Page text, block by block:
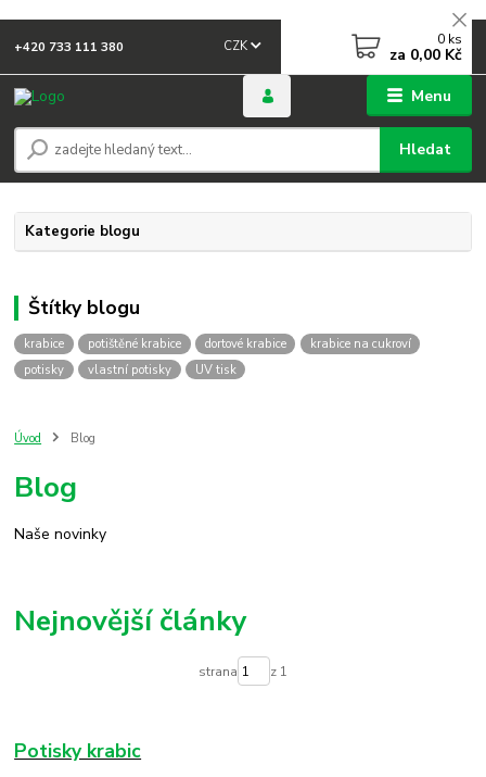
Menu
CZK
Hledat
+420 733 111 380 0 ks
za 0,00 Kč
Kategorie blogu
Štítky blogu
krabice potištěné krabice dortové krabice
krabice na cukroví
potisky
vlastní potisky UV tisk
Úvod Blog
Blog
Naše novinky
Nejnovější články
strana z 1
Potisky krabic